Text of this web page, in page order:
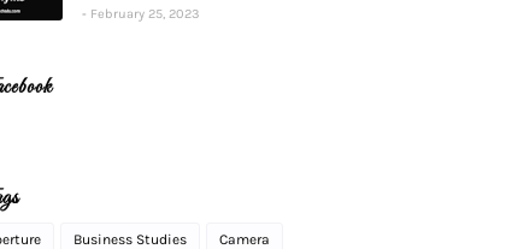
February 25, 2023
Business Studies Camera